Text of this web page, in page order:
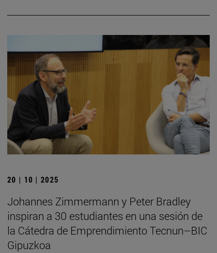
20 | 10 | 2025
Johannes Zimmermann y Peter Bradley
inspiran a 30 estudiantes en una sesión de
la Cátedra de Emprendimiento Tecnun–BIC
Gipuzkoa